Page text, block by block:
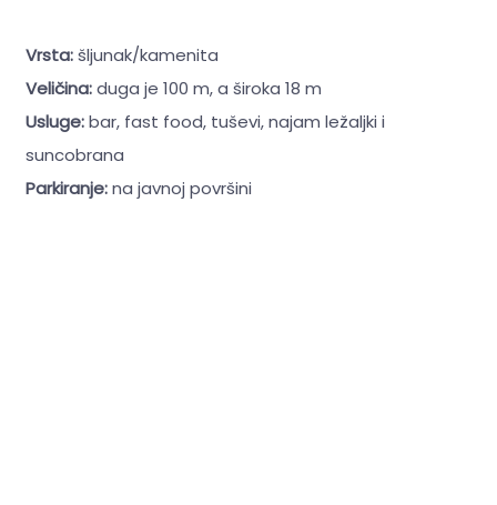
Vrsta:šljunak/kamenita
Veličina:duga je 100 m, a široka 18 m
Usluge:bar, fast food, tuševi, najam ležaljki i
suncobrana
Parkiranje:na javnoj površini